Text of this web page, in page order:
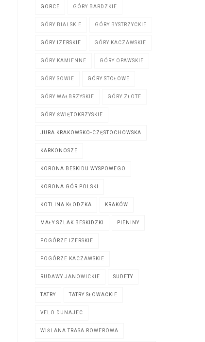
GORCE GÓRY BARDZKIE
GÓRY BIALSKIE GÓRY BYSTRZYCKIE
GÓRY IZERSKIE GÓRY KACZAWSKIE
GÓRY KAMIENNE GÓRY OPAWSKIE
GÓRY SOWIE GÓRY STOŁOWE
GÓRY WAŁBRZYSKIE GÓRY ZŁOTE
GÓRY ŚWIĘTOKRZYSKIE
JURA KRAKOWSKO-CZĘSTOCHOWSKA
KARKONOSZE
KORONA BESKIDU WYSPOWEGO
KORONA GÓR POLSKI
KOTLINA KŁODZKA KRAKÓW
MAŁY SZLAK BESKIDZKI PIENINY
POGÓRZE IZERSKIE
POGÓRZE KACZAWSKIE
RUDAWY JANOWICKIE SUDETY
TATRY TATRY SŁOWACKIE
VELO DUNAJEC
WIŚLANA TRASA ROWEROWA